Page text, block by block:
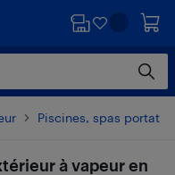
Piscines, spas
à vapeur en